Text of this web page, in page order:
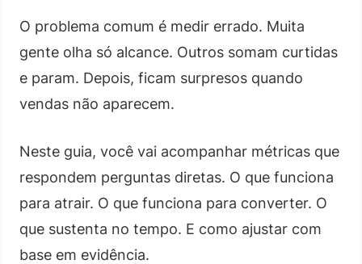
O problema comum é medir errado. Muita
gente olha só alcance. Outros somam curtidas
e param. Depois, ficam surpresos quando
vendas não aparecem.
Neste guia, você vai acompanhar métricas que
respondem perguntas diretas. O que funciona
para atrair. O que funciona para converter. O
que sustenta no tempo. E como ajustar com
base em evidência.